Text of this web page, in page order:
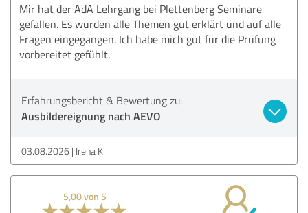
Mir hat der AdA Lehrgang bei Plettenberg Seminare
gefallen. Es wurden alle Themen gut erklärt und auf alle
Fragen eingegangen. Ich habe mich gut für die Prüfung
vorbereitet gefühlt.
Erfahrungsbericht & Bewertung zu:
Ausbildereignung nach AEVO
03.08.2026 Irena K.
5,00 von 5